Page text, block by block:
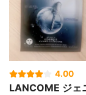
4.00
LANCOME ジェ